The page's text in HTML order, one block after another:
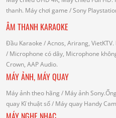
thanh. Máy chơi game / Sony
ÂM THANH KARAOKE
Đầu Karaoke / Acnos, Arirang, VietKTV.
/ Microphone có dây, Microphone
Crown, AAP Audio.
MÁY ẢNH, MÁY QUAY
Máy ảnh theo hãng / Máy ảnh
quay Kĩ thuật số/ Máy quay Handy